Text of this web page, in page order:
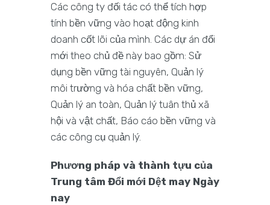
Các công ty đối tác có thể tích hợp
tính bền vững vào hoạt động kinh
doanh cốt lõi của mình. Các dự án đổi
mới theo chủ đề này bao gồm: Sử
dụng bền vững tài nguyên, Quản lý
môi trường và hóa chất bền vững,
Quản lý an toàn, Quản lý tuân thủ xã
hội và vật chất, Báo cáo bền vững và
các công cụ quản lý.
Phương pháp và thành tựu của
Trung tâm Đổi mới Dệt may Ngày
nay